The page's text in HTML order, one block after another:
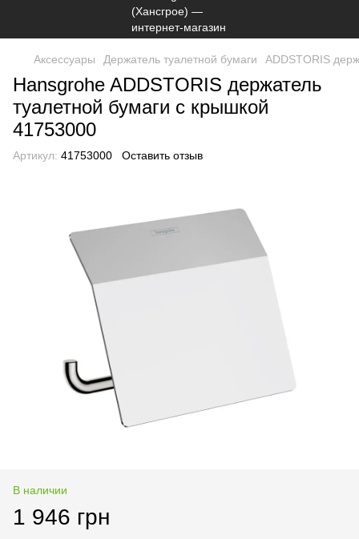
Аксессуары Держатель туалетной бумаги ADDSTORIS
Hansgrohe ADDSTORIS держатель
туалетной бумаги с крышкой
41753000
Артикул: 41753000 Оставить отзыв
В наличии
1 946 грн